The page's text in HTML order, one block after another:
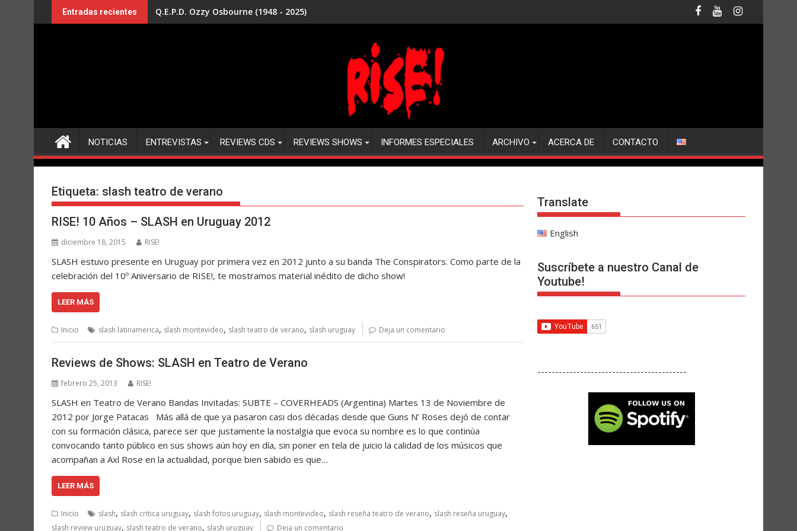
al
Entradas recientes Q.E.P.D. Ozzy Osbourne (1948 - 2025)
NOTICIAS ENTREVISTAS REVIEWS CDS REVIEWS SHOWS INFORMES ESPECIALES ARCHIVO ACERCA DE CONTACTO
Etiqueta: slash teatro de verano
RISE! 10 Años – SLASH en Uruguay 2012
diciembre 18, 2015 RISE!
SLASH estuvo presente en Uruguay por primera vez en 2012 junto a su banda The Conspirators. Como parte de la
celebración del 10º Aniversario de RISE!, te mostramos material inédito de dicho show!
LEER MÁS
Inicio slash latinamerica, slash montevideo, slash teatro de verano, slash uruguay Deja un comentario
Reviews de Shows: SLASH en Teatro de Verano
febrero 25, 2013 RISE!
SLASH en Teatro de Verano Bandas Invitadas: SUBTE – COVERHEADS (Argentina) Martes 13 de Noviembre de
2012 por Jorge Patacas Más allá de que ya pasaron casi dos décadas desde que Guns N’ Roses dejó de contar
con su formación clásica, parece ser que justamente la nostalgia que evoca su nombre es lo que continúa
convocando tanto público en sus shows aún hoy en día, sin poner en tela de juicio la calidad de los músicos que
acompañan a Axl Rose en la actualidad, porque bien sabido es que…
LEER MÁS
Inicio slash, slash critica uruguay, slash fotos uruguay, slash montevideo, slash reseña teatro de verano, slash reseña uruguay,
slash review uruguay, slash teatro de verano, slash uruguay Deja un comentario
Translate
English
Suscríbete a nuestro Canal de
Youtube!
------------------------------------------